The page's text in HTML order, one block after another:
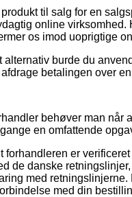
til salg for en
online virksomhed.
os imod uoprigtige
burde du
betalingen over
behøver man når
en omfattende
er
de danske
med retningslinjerne.
med din